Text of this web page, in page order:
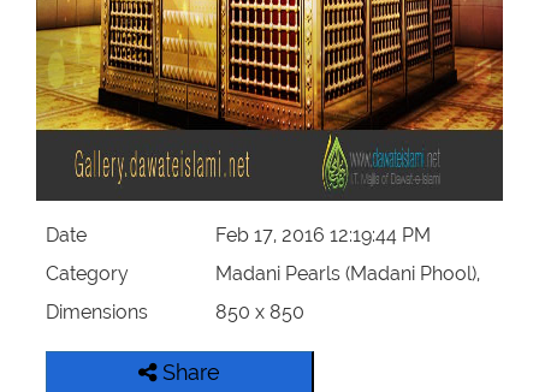
Date
Feb 17, 2016 12:19:44 PM
Category
Madani Pearls (Madani Phool),
Dimensions
850 x 850
Share